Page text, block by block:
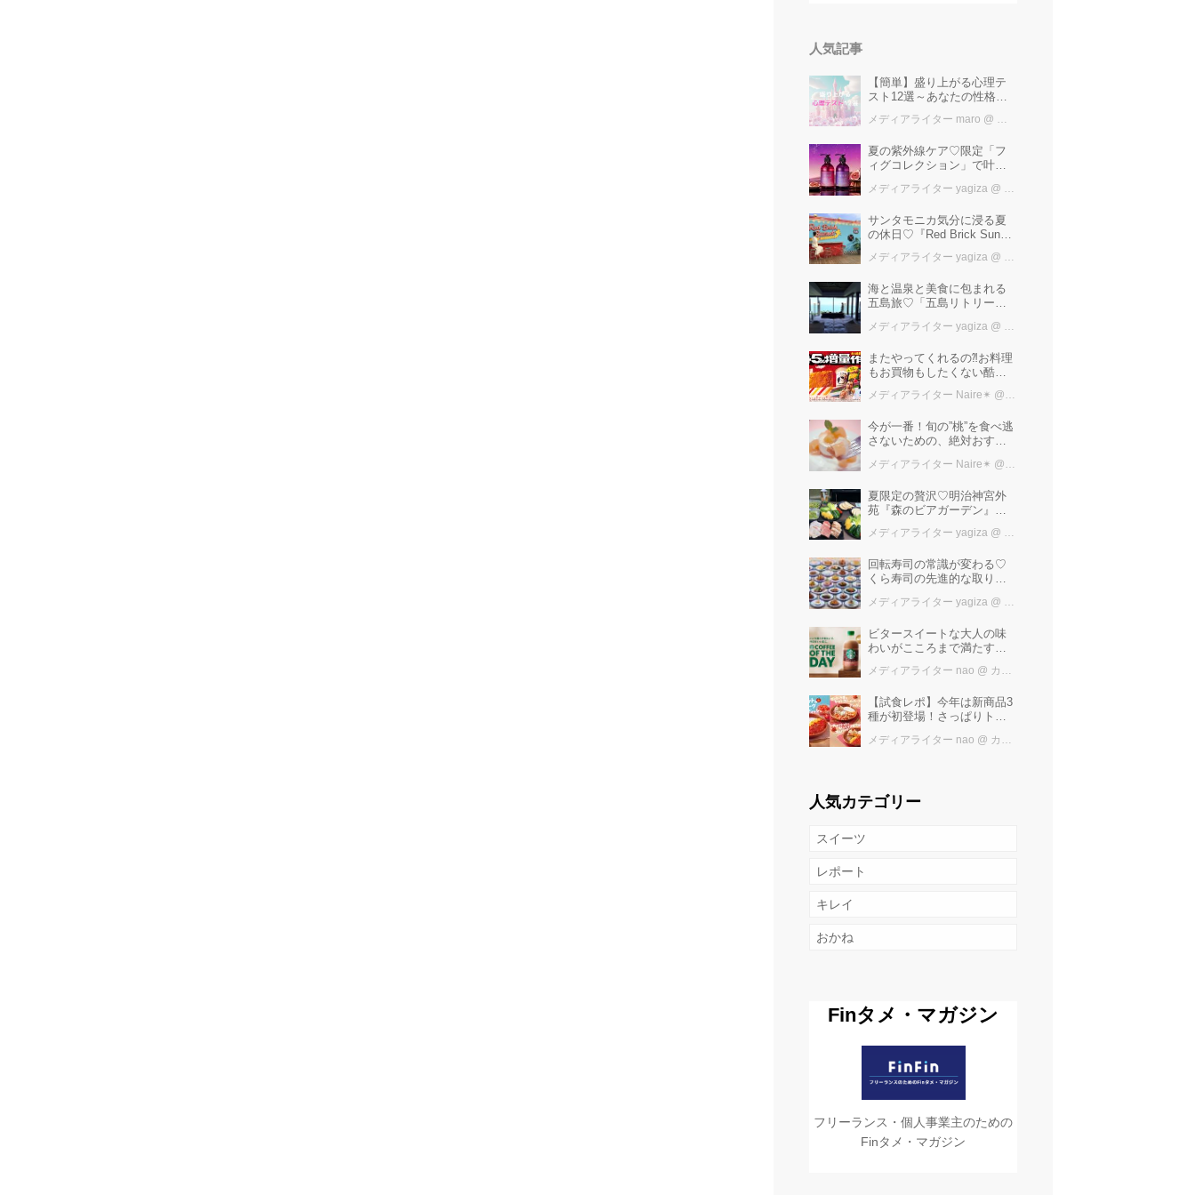
人気記事
【簡単】盛り上がる心理テ
スト12選～あなたの性格を
メディアライター maro @ カワコレメディア編集部
夏の紫外線ケア♡限定「フ
ィグコレクション」で叶え
メディアライター yagiza @ カワコレメディア編集部
サンタモニカ気分に浸る夏
の休日♡『Red Brick Sunset
レンガ倉庫】
メディアライター yagiza @ カワコレメディア編集部
海と温泉と美食に包まれる
五島旅♡「五島リトリート
極上ご褒美ステイ
メディアライター yagiza @ カワコレメディア編集部
またやってくれるの⁈お料理
もお買物もしたくない酷暑
けば増量中！！
メディアライター Naire✴︎ @ カワコレメディア編集部
今が一番！旬の”桃”を食べ逃
さないための、絶対おすす
メディアライター Naire✴︎ @ カワコレメディア編集部
夏限定の贅沢♡明治神宮外
苑『森のビアガーデン』で
め」を堪能しよう
メディアライター yagiza @ カワコレメディア編集部
回転寿司の常識が変わる♡
くら寿司の先進的な取り組
び！ファン必見の最新トピ
メディアライター yagiza @ カワコレメディア編集部
ビタースイートな大人の味
わいがこころまで満たす
COFFEE OF THE DAY カフ
メディアライター nao @ カワコレメディア編集部
【試食レポ】今年は新商品3
種が初登場！さっぱりトマ
びっくりドンキーの「トマ
メディアライター nao @ カワコレメディア編集部
人気カテゴリー
スイーツ
レポート
キレイ
おかね
Finタメ・マガジン
フリーランス・個人事業主のための
Finタメ・マガジン